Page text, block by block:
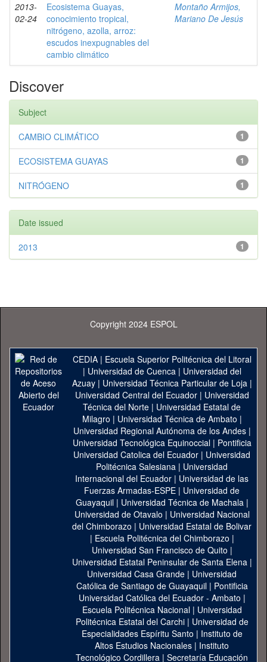
2013-
02-24
Ecosistema Guayas,
conocimiento tropical,
nitrógeno, azolla, arroz:
escudos inexpugnables del
cambio climático
Montaño Armijos,
Mariano De Jesús
Discover
Subject
1
CAMBIO CLIMÁTICO
1
ECOSISTEMA GUAYAS
1
NITRÓGENO
Date issued
1
2013
Copyright 2024 ESPOL
CEDIA| Escuela Superior Politécnica del Litoral
| Universidad de Cuenca| Universidad del
Azuay| Universidad Técnica Particular de Loja|
Universidad Central del Ecuador| Universidad
Técnica del Norte | Universidad Estatal de
Milagro | Universidad Técnica de Ambato |
Universidad Regional Autónoma de los Andes|
Universidad Tecnológica Equinoccial| Pontificia
Universidad Catolica del Ecuador | Universidad
Politécnica Salesiana | Universidad
Internacional del Ecuador | Universidad de las
Fuerzas Armadas-ESPE | Universidad de
Guayaquil| Universidad Técnica de Machala|
Universidad de Otavalo | Universidad Nacional
del Chimborazo | Universidad Estatal de Bolivar
| Escuela Politécnica del Chimborazo |
Universidad San Francisco de Quito |
Universidad Estatal Peninsular de Santa Elena|
Universidad Casa Grande | Universidad
Católica de Santiago de Guayaquil| Pontificia
Universidad Católica del Ecuador - Ambato |
Escuela Politécnica Nacional| Universidad
Politécnica Estatal del Carchi| Universidad de
Especialidades Espíritu Santo | Instituto de
Altos Estudios Nacionales | Instituto
Tecnológico Cordillera | Secretaría Educación